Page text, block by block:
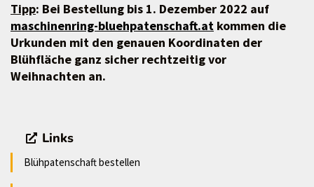
Tipp: Bei Bestellung bis 1. Dezember 2022 auf
maschinenring-bluehpatenschaft.at kommen die
Urkunden mit den genauen Koordinaten der
Blühfläche ganz sicher rechtzeitig vor
Weihnachten an.
Links
Blühpatenschaft bestellen